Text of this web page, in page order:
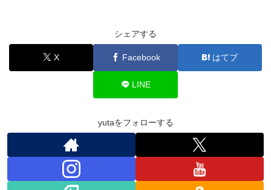
e
b
er
e
dI
at
s
A
p
p
ck
et
シェアする
X Facebook はてブ
LINE
yutaをフォローする